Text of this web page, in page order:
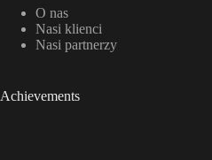
O nas
Nasi klienci
Nasi partnerzy
Achievements